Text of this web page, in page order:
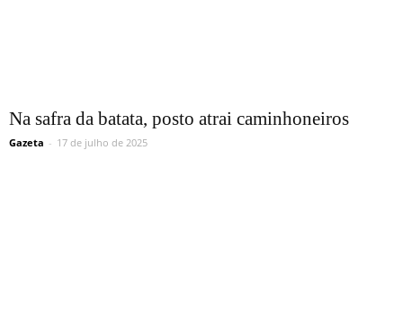
Na safra da batata, posto atrai caminhoneiros
Gazeta - 17 de julho de 2025